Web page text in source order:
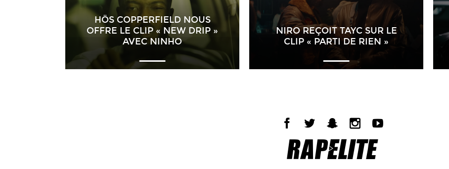
HÖS COPPERFIELD NOUS
OFFRE LE CLIP « NEW DRIP »
AVEC NINHO
NIRO REÇOIT TAYC SUR LE
CLIP « PARTI DE RIEN »